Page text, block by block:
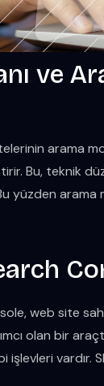
ve
arama
Bu, teknik
yüzden arama
web site
olan bir
vardır.